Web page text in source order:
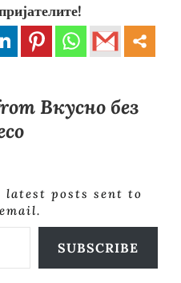
Вкусно без
latest posts sent to
SUBSCRIBE